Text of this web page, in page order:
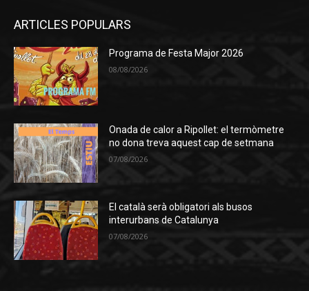
ARTICLES POPULARS
Programa de Festa Major 2026
08/08/2026
Onada de calor a Ripollet: el termòmetre
no dona treva aquest cap de setmana
07/08/2026
El català serà obligatori als busos
interurbans de Catalunya
07/08/2026